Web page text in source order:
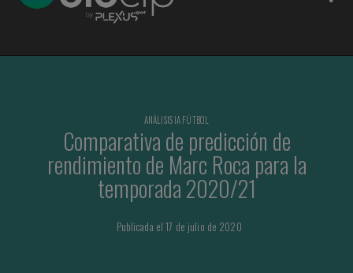
ANÁLISIS IA FÚTBOL
Comparativa de predicción de
rendimiento de Marc Roca para la
temporada 2020/21
Publicada el 17 de julio de 2020